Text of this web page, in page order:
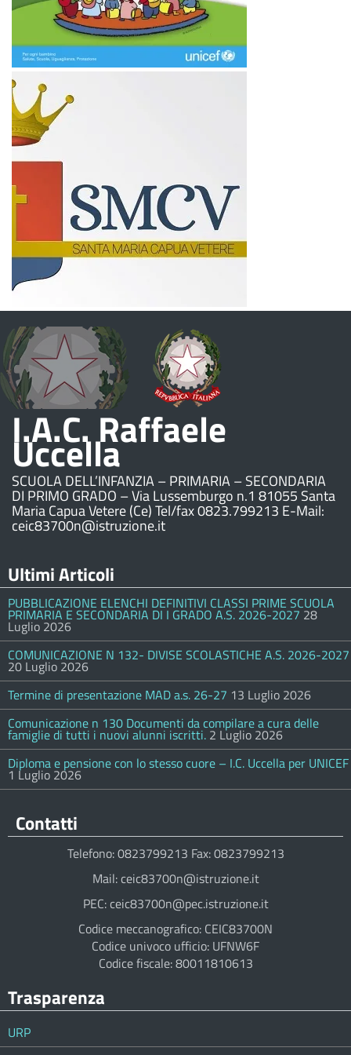
I.A.C. Raffaele
Uccella
SCUOLA DELL’INFANZIA – PRIMARIA – SECONDARIA
DI PRIMO GRADO – Via Lussemburgo n.1 81055 Santa
Maria Capua Vetere (Ce) Tel/fax 0823.799213 E-Mail:
ceic83700n@istruzione.it
Ultimi Articoli
PUBBLICAZIONE ELENCHI DEFINITIVI CLASSI PRIME SCUOLA
PRIMARIA E SECONDARIA DI I GRADO A.S. 2026-2027 28
Luglio 2026
COMUNICAZIONE N 132- DIVISE SCOLASTICHE A.S. 2026-2027
20 Luglio 2026
Termine di presentazione MAD a.s. 26-27 13 Luglio 2026
Comunicazione n 130 Documenti da compilare a cura delle
famiglie di tutti i nuovi alunni iscritti. 2 Luglio 2026
Diploma e pensione con lo stesso cuore – I.C. Uccella per UNICEF
1 Luglio 2026
Contatti
Telefono: 0823799213 Fax: 0823799213
Mail: ceic83700n@istruzione.it
PEC: ceic83700n@pec.istruzione.it
Codice meccanografico: CEIC83700N
Codice univoco ufficio: UFNW6F
Codice fiscale: 80011810613
Trasparenza
URP